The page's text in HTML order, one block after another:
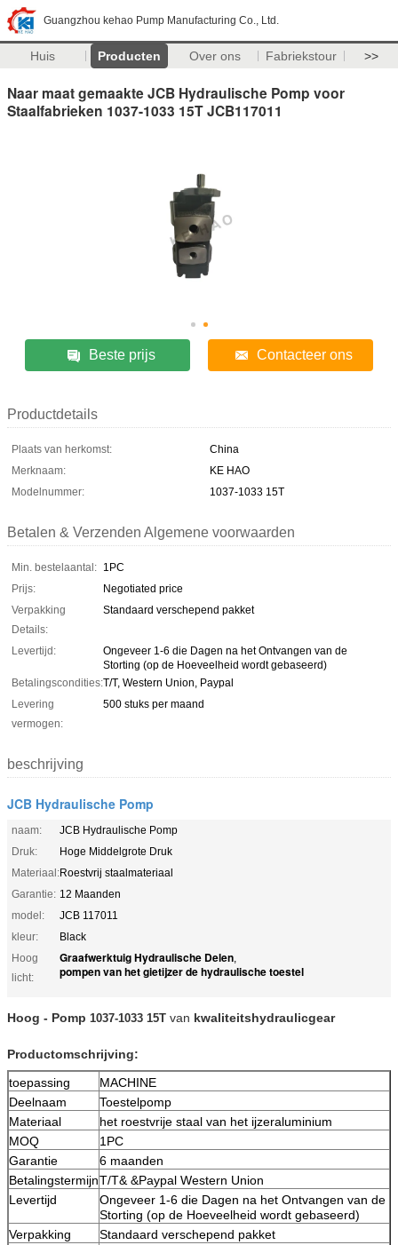
Guangzhou kehao Pump Manufacturing Co., Ltd.
Huis Producten Over ons Fabriekstour >>
Naar maat gemaakte JCB Hydraulische Pomp voor
Staalfabrieken 1037-1033 15T JCB117011
Beste prijs Contacteer ons
Productdetails
Plaats van herkomst:
China
Merknaam:
KE HAO
Modelnummer:
1037-1033 15T
Betalen & Verzenden Algemene voorwaarden
Min. bestelaantal: 1PC
Prijs:
Negotiated price
Verpakking
Details:
Standaard verschepend pakket
Levertijd:
Ongeveer 1-6 die Dagen na het Ontvangen van de
Storting (op de Hoeveelheid wordt gebaseerd)
Betalingscondities:T/T, Western Union, Paypal
Levering
vermogen:
500 stuks per maand
beschrijving
JCB Hydraulische Pomp
naam:
JCB Hydraulische Pomp
Druk:
Hoge Middelgrote Druk
Materiaal:Roestvrij staalmateriaal
Garantie: 12 Maanden
model:
JCB 117011
kleur:
Black
Hoog
licht:
Graafwerktuig Hydraulische Delen,
pompen van het gietijzer de hydraulische toestel
Hoog - Pomp 1037-1033 15T van kwaliteitshydraulicgear
Productomschrijving:
toepassing
MACHINE
Deelnaam
Toestelpomp
Materiaal
het roestvrije staal van het ijzeraluminium
MOQ
1PC
Garantie
6 maanden
BetalingstermijnT/T& &Paypal Western Union
Levertijd
Ongeveer 1-6 die Dagen na het Ontvangen van de
Storting (op de Hoeveelheid wordt gebaseerd)
Verpakking
Standaard verschepend pakket